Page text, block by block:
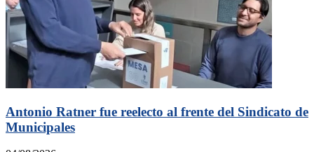
Antonio Ratner fue reelecto al frente del Sindicato de
Municipales